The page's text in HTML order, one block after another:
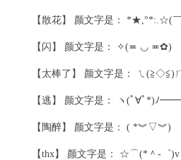
【散花】 颜文字是： *★,°*:.☆(
【闪】 颜文字是： ✧(≖ ◡ ≖✿)
【太棒了】 颜文字是： ㄟ(≧◇≦)
【逃】 颜文字是： ヽ(ﾟ∀ﾟ*)ﾉ
【陶醉】 颜文字是： ( *︾▽︾)
【thx】 颜文字是： ☆⌒(*＾-゜